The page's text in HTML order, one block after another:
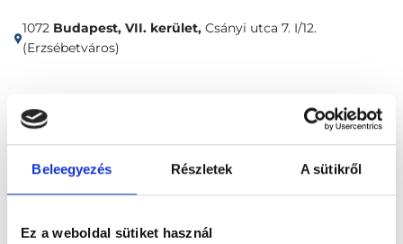
Beleegyezés Részletek A sütikről
Ez a weboldal sütiket használ
1072 Budapest, VII. kerület, Csányi utca 7. I/12.
(Erzsébetváros)
Vélemények
Foglalj időpontot
Összes szakterület